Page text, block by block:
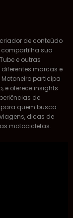
de conteúdo
sua
e outras
marcas e
Motoneiro participa
e oferece insights
de
quem busca
dicas de
motocicletas.